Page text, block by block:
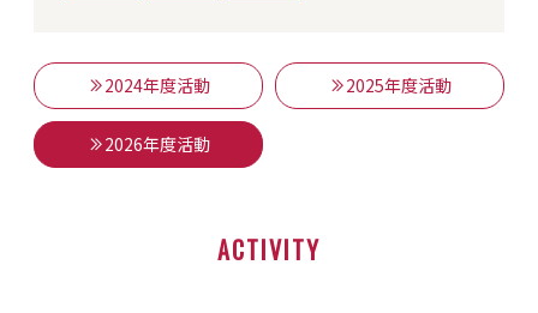
2024年度活動 2025年度活動
2026年度活動
ACTIVITY